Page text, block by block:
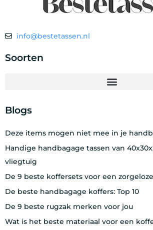
info@bestetassen.nl
Soorten
Blogs
Deze items mogen niet mee in je
Handige handbagage tassen van
vliegtuig
De 9 beste koffersets voor een
De beste handbagage koffers: Top 10
De 9 beste rugzak merken voor jou
Wat is het beste materiaal voor een